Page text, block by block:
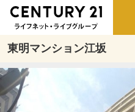
東明マンション江坂